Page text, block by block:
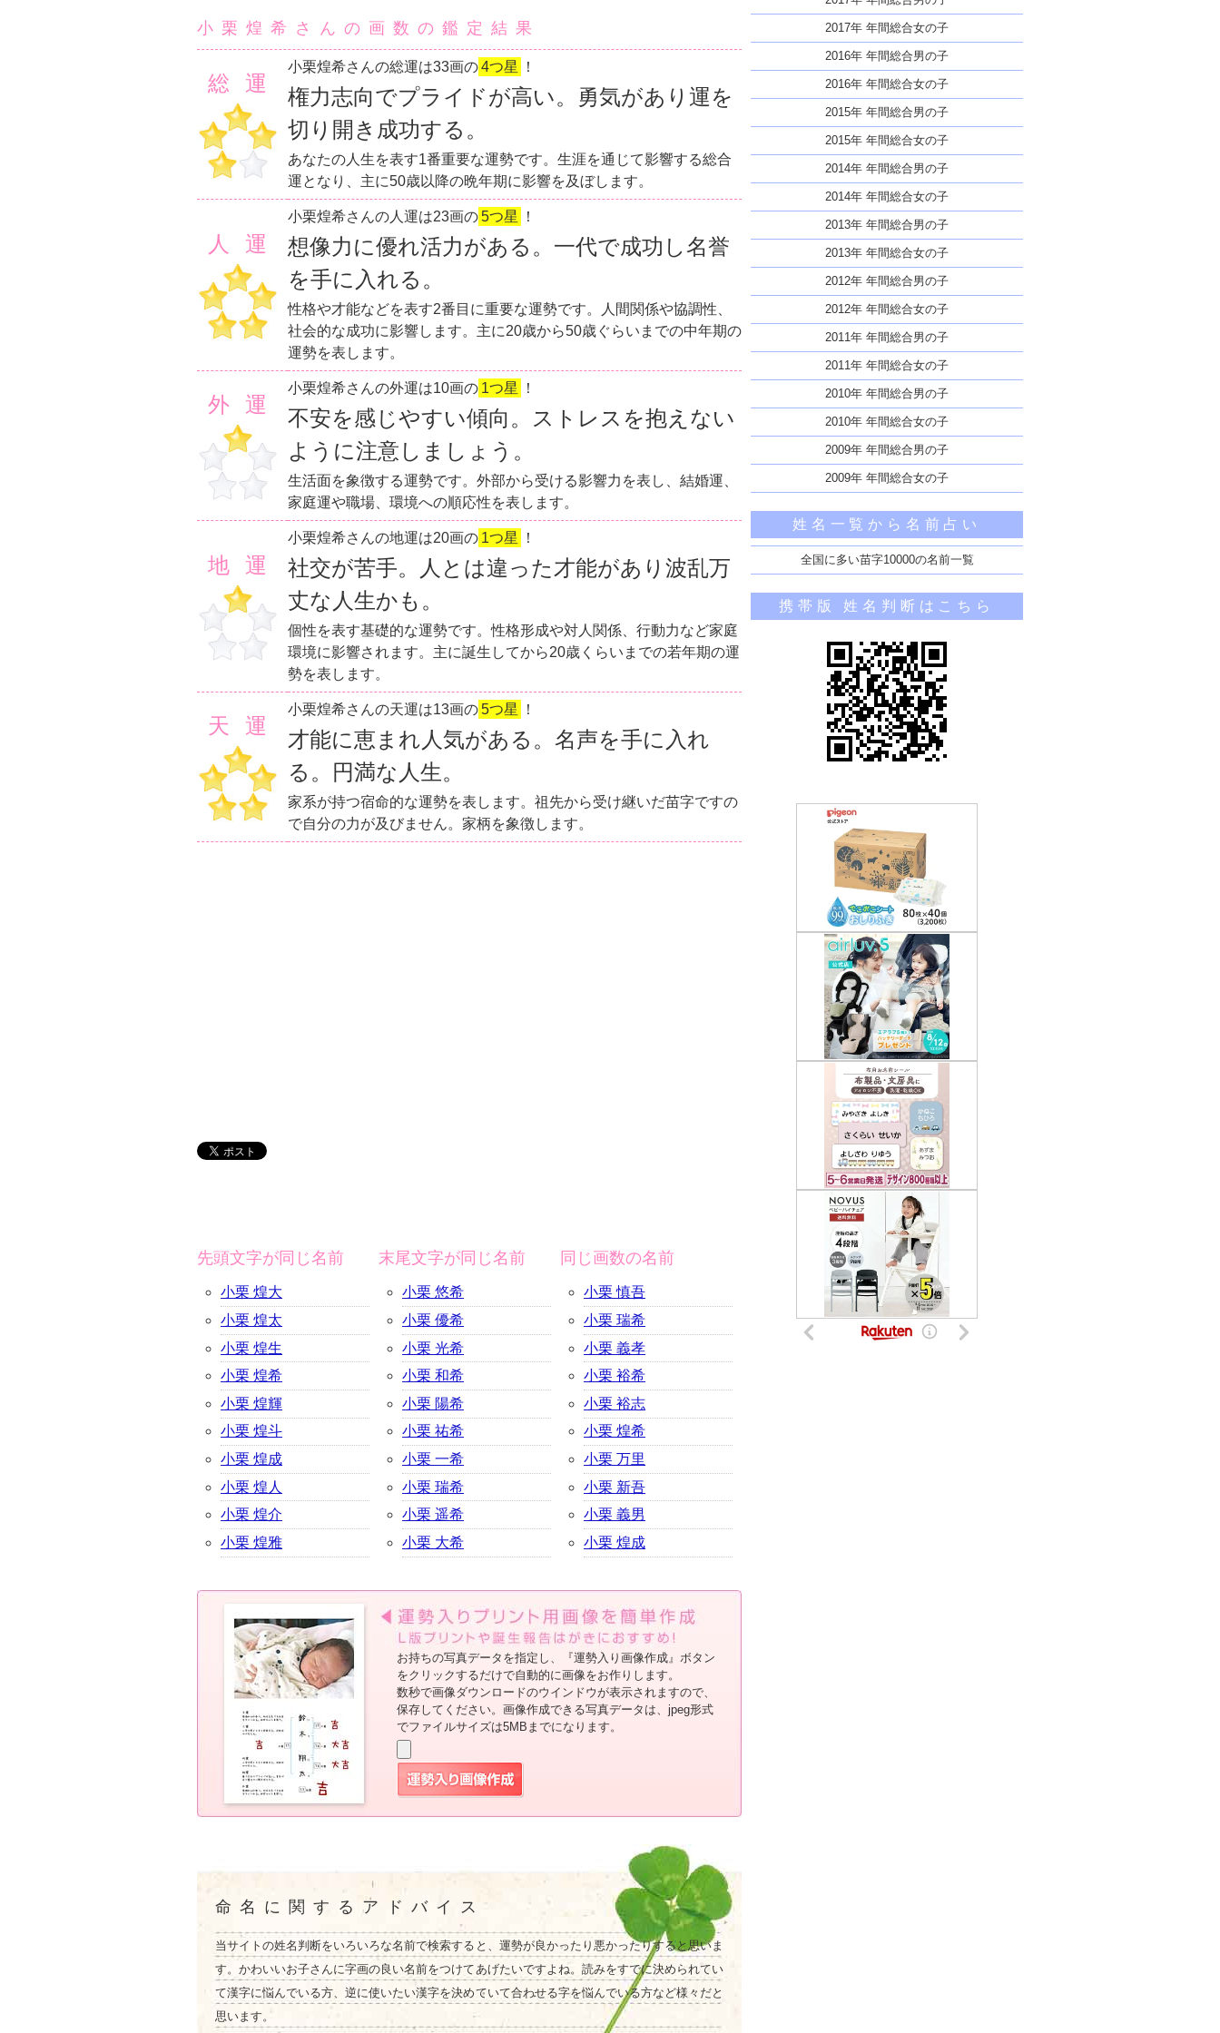
小栗煌希さんの画数の鑑定結果
総運
小栗煌希さんの総運は33画の4つ星 ！
権力志向でプライドが高い。勇気があり運を
切り開き成功する。
あなたの人生を表す1番重要な運勢です。生涯を通じて影響する総合
運となり、主に50歳以降の晩年期に影響を及ぼします。
人運
小栗煌希さんの人運は23画の5つ星 ！
想像力に優れ活力がある。一代で成功し名誉
を手に入れる。
性格や才能などを表す2番目に重要な運勢です。人間関係や協調性、
社会的な成功に影響します。主に20歳から50歳ぐらいまでの中年期の
運勢を表します。
外運
小栗煌希さんの外運は10画の 1つ星 ！
不安を感じやすい傾向。ストレスを抱えない
ように注意しましょう。
生活面を象徴する運勢です。外部から受ける影響力を表し、結婚運、
家庭運や職場、環境への順応性を表します。
地運
小栗煌希さんの地運は20画の 1つ星 ！
社交が苦手。人とは違った才能があり波乱万
丈な人生かも。
個性を表す基礎的な運勢です。性格形成や対人関係、行動力など家庭
環境に影響されます。主に誕生してから20歳くらいまでの若年期の運
勢を表します。
天運
小栗煌希さんの天運は13画の5つ星 ！
才能に恵まれ人気がある。名声を手に入れ
る。円満な人生。
家系が持つ宿命的な運勢を表します。祖先から受け継いだ苗字ですの
で自分の力が及びません。家柄を象徴します。
先頭文字が同じ名前
小栗 煌大
小栗 煌太
小栗 煌生
小栗 煌希
小栗 煌輝
小栗 煌斗
小栗 煌成
小栗 煌人
小栗 煌介
小栗 煌雅
末尾文字が同じ名前
小栗 悠希
小栗 優希
小栗 光希
小栗 和希
小栗 陽希
小栗 祐希
小栗 一希
小栗 瑞希
小栗 遥希
小栗 大希
同じ画数の名前
小栗 慎吾
小栗 瑞希
小栗 義孝
小栗 裕希
小栗 裕志
小栗 煌希
小栗 万里
小栗 新吾
小栗 義男
小栗 煌成
お持ちの写真データを指定し、『運勢入り画像作成』ボタン
をクリックするだけで自動的に画像をお作りします。
数秒で画像ダウンロードのウインドウが表示されますので、
保存してください。画像作成できる写真データは、jpeg形式
でファイルサイズは5MBまでになります。
命名に関するアドバイス
当サイトの姓名判断をいろいろな名前で検索すると、運勢が良かったり悪かったりすると思いま
す。かわいいお子さんに字画の良い名前をつけてあげたいですよね。読みをすでに決められてい
て漢字に悩んでいる方、逆に使いたい漢字を決めていて合わせる字を悩んでいる方など様々だと
思います。
2017年 年間総合女の子
2016年 年間総合男の子
2016年 年間総合女の子
2015年 年間総合男の子
2015年 年間総合女の子
2014年 年間総合男の子
2014年 年間総合女の子
2013年 年間総合男の子
2013年 年間総合女の子
2012年 年間総合男の子
2012年 年間総合女の子
2011年 年間総合男の子
2011年 年間総合女の子
2010年 年間総合男の子
2010年 年間総合女の子
2009年 年間総合男の子
2009年 年間総合女の子
姓名一覧から名前占い
全国に多い苗字10000の名前一覧
携帯版 姓名判断はこちら